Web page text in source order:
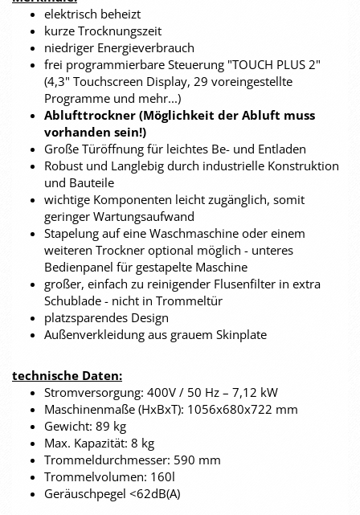
elektrisch beheizt
kurze Trocknungszeit
niedriger Energieverbrauch
frei programmierbare Steuerung "TOUCH PLUS 2"
(4,3" Touchscreen Display, 29 voreingestellte
Programme und mehr...)
Ablufttrockner (Möglichkeit der Abluft muss
vorhanden sein!)
Große Türöffnung für leichtes Be- und Entladen
Robust und Langlebig durch industrielle Konstruktion
und Bauteile
wichtige Komponenten leicht zugänglich, somit
geringer Wartungsaufwand
Stapelung auf eine Waschmaschine oder einem
weiteren Trockner optional möglich - unteres
Bedienpanel für gestapelte Maschine
großer, einfach zu reinigender Flusenfilter in extra
Schublade - nicht in Trommeltür
platzsparendes Design
Außenverkleidung aus grauem Skinplate
technische Daten:
Stromversorgung: 400V / 50 Hz – 7,12 kW
Maschinenmaße (HxBxT): 1056x680x722 mm
Gewicht: 89 kg
Max. Kapazität: 8 kg
Trommeldurchmesser: 590 mm
Trommelvolumen: 160l
Geräuschpegel <62dB(A)